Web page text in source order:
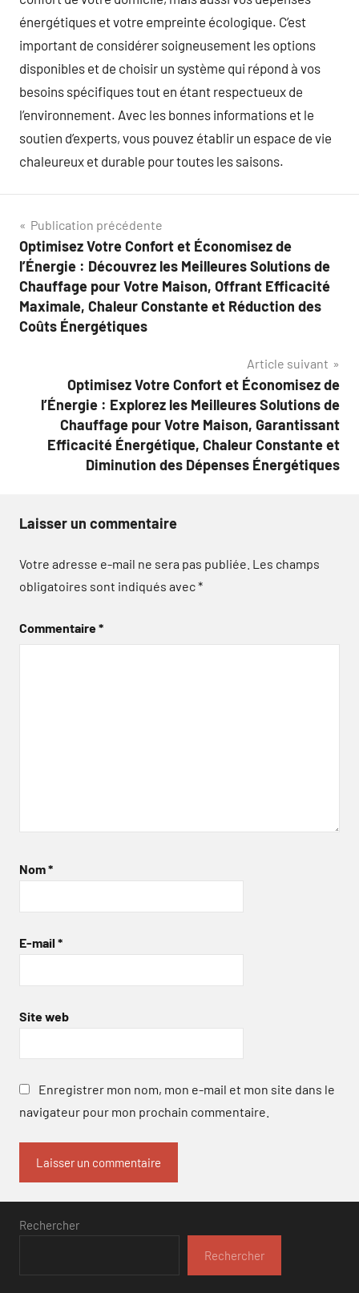
énergétiques et votre empreinte écologique. C’est
important de considérer soigneusement les options
disponibles et de choisir un système qui répond à vos
besoins spécifiques tout en étant respectueux de
l’environnement. Avec les bonnes informations et le
soutien d’experts, vous pouvez établir un espace de vie
chaleureux et durable pour toutes les saisons.
Navigation
de
l’article
Publication précédente
Optimisez Votre Confort et Économisez de
l’Énergie : Découvrez les Meilleures Solutions de
Chauffage pour Votre Maison, Offrant Efficacité
Maximale, Chaleur Constante et Réduction des
Coûts Énergétiques
Article suivant
Optimisez Votre Confort et Économisez de
l’Énergie : Explorez les Meilleures Solutions de
Chauffage pour Votre Maison, Garantissant
Efficacité Énergétique, Chaleur Constante et
Diminution des Dépenses Énergétiques
Laisser un commentaire
Votre adresse e-mail ne sera pas publiée. Les champs
obligatoires sont indiqués avec*
Commentaire*
Nom*
E-mail *
Site web
Enregistrer mon nom, mon e-mail et mon site dans le
navigateur pour mon prochain commentaire.
Rechercher
Rechercher